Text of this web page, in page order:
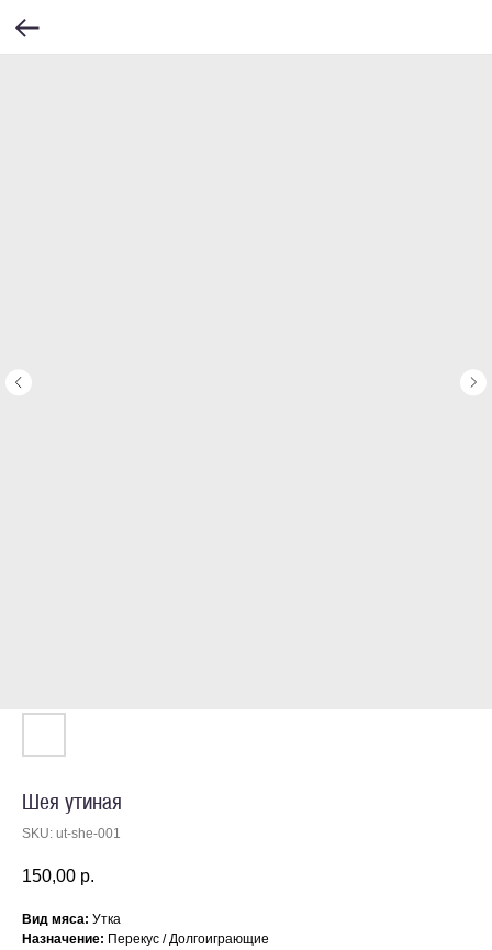
Шея утиная
SKU: ut-she-001
150,00 р.
Вид мяса: Утка
Назначение: Перекус / Долгоиграющие